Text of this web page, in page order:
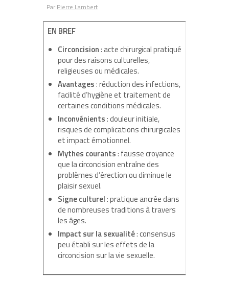
Par Pierre Lambert
EN BREF
Circoncision: acte chirurgical pratiqué
pour des raisons culturelles,
religieuses ou médicales.
Avantages: réduction des infections,
facilité d’hygiène et traitement de
certaines conditions médicales.
Inconvénients: douleur initiale,
risques de complications chirurgicales
et impact émotionnel.
Mythes courants: fausse croyance
que la circoncision entraîne des
problèmes d’érection ou diminue le
plaisir sexuel.
Signe culturel: pratique ancrée dans
de nombreuses traditions à travers
les âges.
Impact sur la sexualité: consensus
peu établi sur les effets de la
circoncision sur la vie sexuelle.